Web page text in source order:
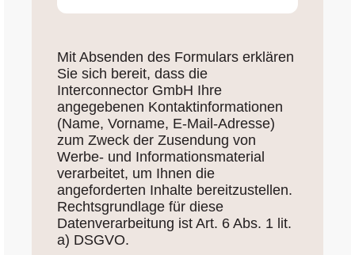
Mit Absenden des Formulars erklären
Sie sich bereit, dass die
Interconnector GmbH Ihre
angegebenen Kontaktinformationen
(Name, Vorname, E-Mail-Adresse)
zum Zweck der Zusendung von
Werbe- und Informationsmaterial
verarbeitet, um Ihnen die
angeforderten Inhalte bereitzustellen.
Rechtsgrundlage für diese
Datenverarbeitung ist Art. 6 Abs. 1 lit.
a) DSGVO.